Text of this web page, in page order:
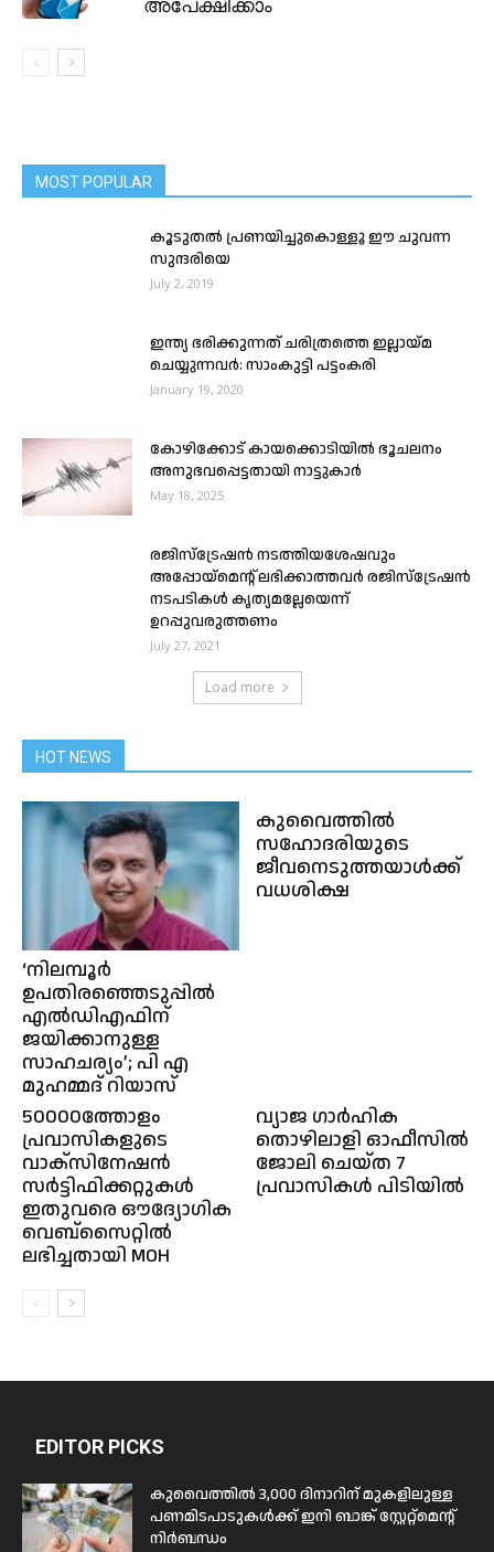
അപേക്ഷിക്കാം
MOST POPULAR
കൂടുതൽ പ്രണയിച്ചുകൊള്ളൂ ഈ ചുവന്ന
സുന്ദരിയെ
July 2, 2019
ഇന്ത്യ ഭരിക്കുന്നത് ചരിത്രത്തെ ഇല്ലായ്മ
ചെയ്യുന്നവർ: സാംകുട്ടി പട്ടം‌കരി
January 19, 2020
കോഴിക്കോട് കായക്കൊടിയിൽ ഭൂചലനം
അനുഭവപ്പെട്ടതായി നാട്ടുകാര്‍
May 18, 2025
രജിസ്‌ട്രേഷന്‍ നടത്തിയശേഷവും
അപ്പോയ്‌മെന്റ്‌ ലഭിക്കാത്തവര്‍ രജിസ്‌ട്രേഷന്‍
നടപടികള്‍ കൃത്യമല്ലേയെന്ന്‌
ഉറപ്പുവരുത്തണം
July 27, 2021
Load more
HOT NEWS
‘നിലമ്പൂർ
ഉപതിരഞ്ഞെടുപ്പിൽ
എൽഡിഎഫിന്
ജയിക്കാനുള്ള
സാഹചര്യം’; പി എ
മുഹമ്മദ് റിയാസ്
കുവൈത്തിൽ
സഹോദരിയുടെ
ജീവനെടുത്തയാൾക്ക്
വധശിക്ഷ
50000ത്തോളം
പ്രവാസികളുടെ
വാക്സിനേഷൻ
സർട്ടിഫിക്കറ്റുകൾ
ഇതുവരെ ഔദ്യോഗിക
വെബ്സൈറ്റിൽ
ലഭിച്ചതായി MOH
വ്യാജ ഗാർഹിക
തൊഴിലാളി ഓഫീസിൽ
ജോലി ചെയ്ത 7
പ്രവാസികൾ പിടിയിൽ
EDITOR PICKS
കുവൈത്തിൽ 3,000 ദിനാറിന് മുകളിലുള്ള
പണമിടപാടുകൾക്ക് ഇനി ബാങ്ക് സ്റ്റേറ്റ്മെന്റ്
നിർബന്ധം